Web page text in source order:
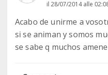
il 28/07/2014 alle
Acabo de unirme a
si se animan y somos
se sabe q muchos